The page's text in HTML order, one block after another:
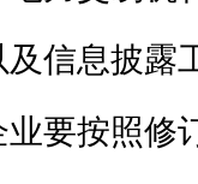
信息披露
要按照修